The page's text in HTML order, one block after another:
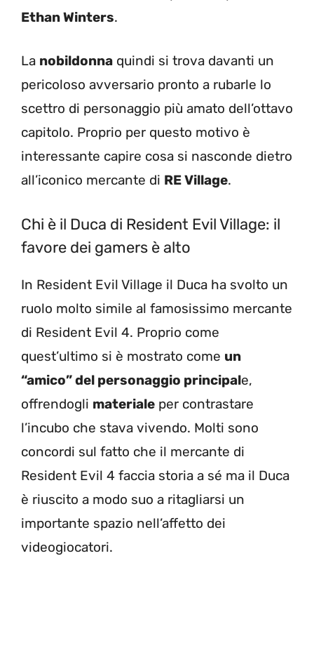
Ethan Winters.
La nobildonna quindi si trova davanti un
pericoloso avversario pronto a rubarle lo
scettro di personaggio più amato dell’ottavo
capitolo. Proprio per questo motivo è
interessante capire cosa si nasconde dietro
all’iconico mercante di RE Village.
Chi è il Duca di Resident Evil Village: il
favore dei gamers è alto
In Resident Evil Village il Duca ha svolto un
ruolo molto simile al famosissimo mercante
di Resident Evil 4. Proprio come
quest’ultimo si è mostrato come un
“amico” del personaggio principale,
offrendogli materiale per contrastare
l’incubo che stava vivendo. Molti sono
concordi sul fatto che il mercante di
Resident Evil 4 faccia storia a sé ma il Duca
è riuscito a modo suo a ritagliarsi un
importante spazio nell’affetto dei
videogiocatori.